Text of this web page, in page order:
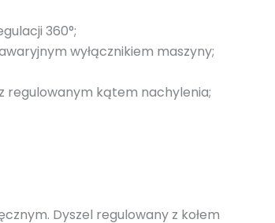
360°;
wyłącznikiem maszyny;
regulowanym kątem nachylenia;
Dyszel regulowany z kołem